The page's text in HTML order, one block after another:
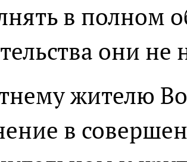
в полном
они не
жителю
в